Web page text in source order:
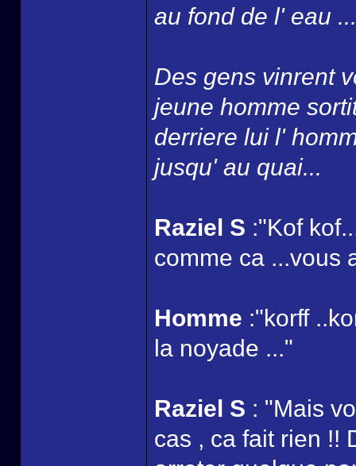
au fond de l' eau
Des gens vinrent
jeune homme
derriere lui l'
jusqu' au quai...
Raziel S :"Kof
comme ca ...vous
Homme :"korff
la noyade ..."
Raziel S : "Mais
cas , ca fait rien !!